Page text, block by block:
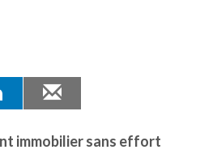
immobilier sans effort